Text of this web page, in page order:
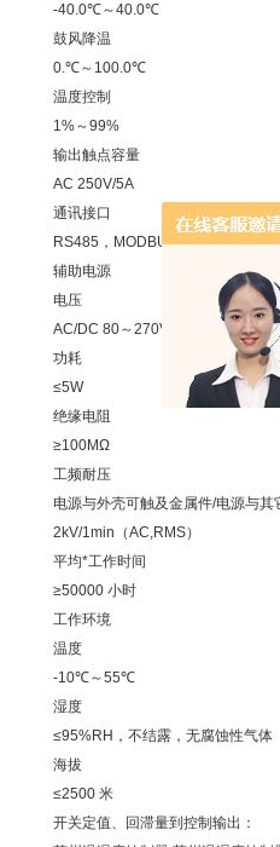
-40.0℃～40.0℃
鼓风降温
0.℃～100.0℃
温度控制
1%～99%
输出触点容量
AC 250V/5A
通讯接口
RS485，MODBUS-RTU 协议
辅助电源
电压
AC/DC 80～270V
功耗
≤5W
绝缘电阻
≥100MΩ
工频耐压
电源与外壳可触及金属件/电源与其
2kV/1min（AC,RMS）
平均*工作时间
≥50000 小时
工作环境
温度
-10℃～55℃
湿度
≤95%RH，不结露，无腐蚀性气体
海拔
≤2500 米
开关定值、回滞量到控制输出：